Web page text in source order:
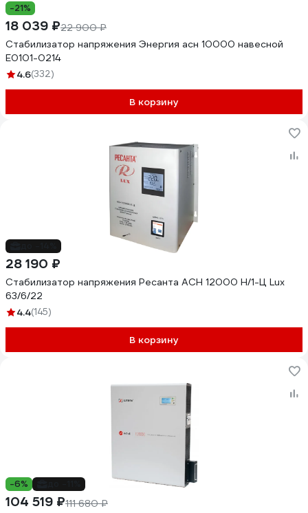
-21%
18 039 ₽22 900 ₽
Стабилизатор напряжения Энергия асн 10000 навесной
Е0101-0214
4.6(332)
В корзину
28 190 ₽
Стабилизатор напряжения Ресанта АСН 12000 Н/1-Ц Lux
63/6/22
4.4(145)
В корзину
-6%
104 519 ₽111 680 ₽